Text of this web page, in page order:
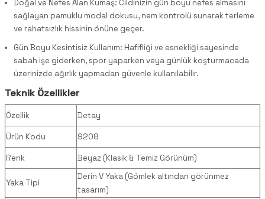
Doğal ve Nefes Alan Kumaş: Cildinizin gün boyu nefes almasını
sağlayan pamuklu modal dokusu, nem kontrolü sunarak terleme
ve rahatsızlık hissinin önüne geçer.
Gün Boyu Kesintisiz Kullanım: Hafifliği ve esnekliği sayesinde
sabah işe giderken, spor yaparken veya günlük koşturmacada
üzerinizde ağırlık yapmadan güvenle kullanılabilir.
Teknik Özellikler
Özellik Detay
Ürün Kodu 9208
Renk Beyaz (Klasik & Temiz Görünüm)
Yaka Tipi
Derin V Yaka (Gömlek altından görünmez
tasarım)